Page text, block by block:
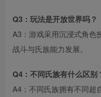
Q3：玩法是开放世界吗？
A3：游戏采用沉浸式角色
战斗与氏族能力发展。
Q4：不同氏族有什么区别
A4：不同氏族拥有不同超